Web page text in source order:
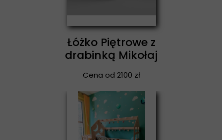
Łóżko Piętrowe z
drabinką Mikołaj
Cena od 2100 zł